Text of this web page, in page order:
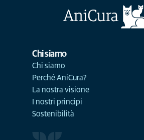
Chi siamo
Chi siamo
Perché AniCura?
La nostra visione
I nostri principi
Sostenibilità